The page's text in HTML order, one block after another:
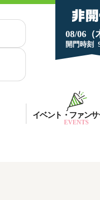
08/06（
開門時刻
イベント・ファン
EVENTS